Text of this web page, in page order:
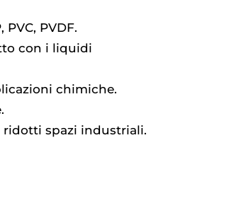
PVDF.
con i liquidi
chimiche.
ridotti spazi industriali.